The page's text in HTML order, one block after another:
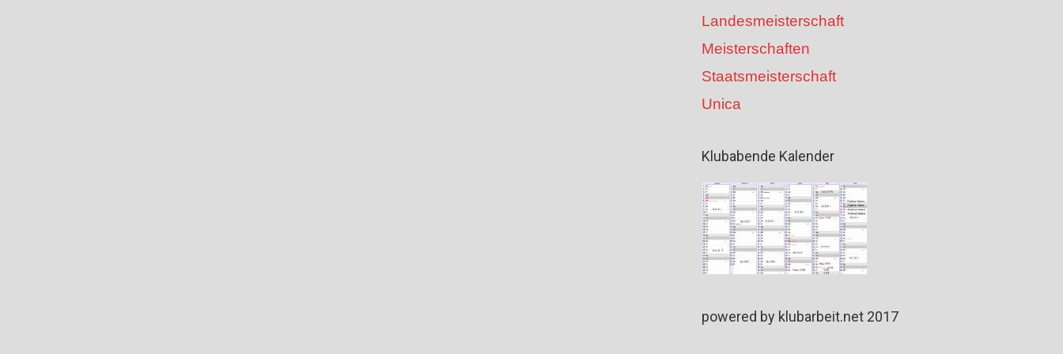
Landesmeisterschaft
Meisterschaften
Staatsmeisterschaft
Unica
Klubabende Kalender
powered by klubarbeit.net 2017